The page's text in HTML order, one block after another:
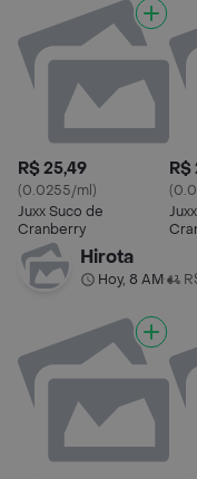
R$ 25,49
(0.0255/ml)
Juxx Suco de
Cranberry
R$
Hirota
Hoy, 8 AM•